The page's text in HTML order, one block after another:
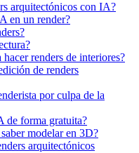
arquitectónicos con IA?
en un render?
renders de interiores?
de renders
por culpa de la
de forma gratuita?
modelar en 3D?
arquitectónicos